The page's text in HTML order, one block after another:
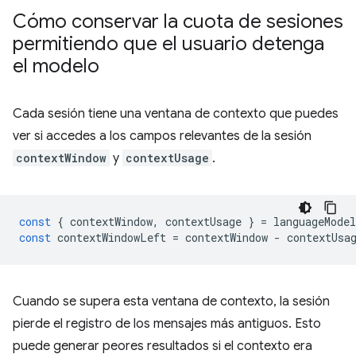
Cómo conservar la cuota de sesiones
permitiendo que el usuario detenga
el modelo
Cada sesión tiene una ventana de contexto que puedes
ver si accedes a los campos relevantes de la sesión
contextWindow y contextUsage .
const { contextWindow, contextUsage } = languageModel
const contextWindowLeft = contextWindow -
Cuando se supera esta ventana de contexto, la sesión
pierde el registro de los mensajes más antiguos. Esto
puede generar peores resultados si el contexto era